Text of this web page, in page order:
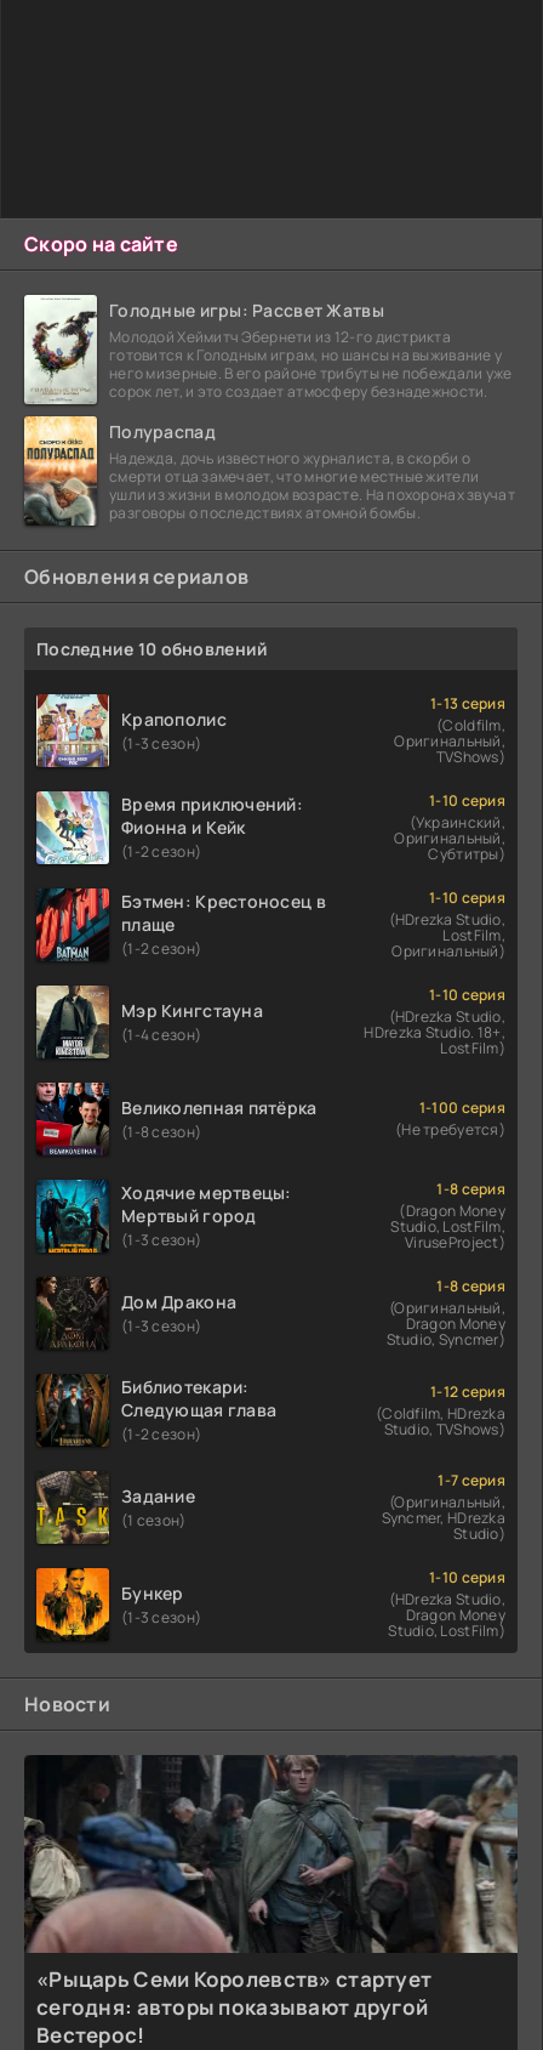
Скоро на сайте
Голодные игры: Рассвет Жатвы
Молодой Хеймитч Эбернети из 12-го дистрикта
готовится к Голодным играм, но шансы на выживание у
него мизерные. В его районе трибуты не побеждали уже
сорок лет, и это создает атмосферу безнадежности.
Полураспад
Надежда, дочь известного журналиста, в скорби о
смерти отца замечает, что многие местные жители
ушли из жизни в молодом возрасте. На похоронах звучат
разговоры о последствиях атомной бомбы.
Обновления сериалов
Последние 10 обновлений
Крапополис
(1-3 сезон)
1-13 серия
(Coldfilm,
Оригинальный,
TVShows)
Время приключений:
Фионна и Кейк
(1-2 сезон)
1-10 серия
(Украинский,
Оригинальный,
Субтитры)
Бэтмен: Крестоносец в
плаще
(1-2 сезон)
1-10 серия
(HDrezka Studio,
LostFilm,
Оригинальный)
Мэр Кингстауна
(1-4 сезон)
1-10 серия
(HDrezka Studio,
HDrezka Studio. 18+,
LostFilm)
Великолепная пятёрка
(1-8 сезон)
1-100 серия
(Не требуется)
Ходячие мертвецы:
Мертвый город
(1-3 сезон)
1-8 серия
(Dragon Money
Studio, LostFilm,
ViruseProject)
Дом Дракона
(1-3 сезон)
1-8 серия
(Оригинальный,
Dragon Money
Studio, Syncmer)
Библиотекари:
Следующая глава
(1-2 сезон)
1-12 серия
(Coldfilm, HDrezka
Studio, TVShows)
Задание
(1 сезон)
1-7 серия
(Оригинальный,
Syncmer, HDrezka
Studio)
Бункер
(1-3 сезон)
1-10 серия
(HDrezka Studio,
Dragon Money
Studio, LostFilm)
Новости
«Рыцарь Семи Королевств» стартует
сегодня: авторы показывают другой
Вестерос!